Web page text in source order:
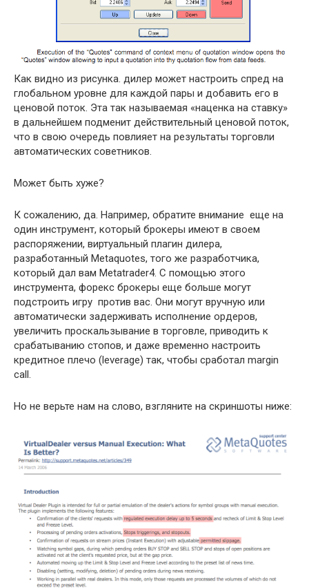
Как видно из рисунка. дилер может настроить спред на
глобальном уровне для каждой пары и добавить его в
ценовой поток. Эта так называемая «наценка на ставку»
в дальнейшем подменит действительный ценовой поток,
что в свою очередь повлияет на результаты торговли
автоматических советников.
Может быть хуже?
К сожалению, да. Например, обратите внимание еще на
один инструмент, который брокеры имеют в своем
распоряжении, виртуальный плагин дилера,
разработанный Metaquotes, того же разработчика,
который дал вам Metatrader4. С помощью этого
инструмента, форекс брокеры еще больше могут
подстроить игру против вас. Они могут вручную или
автоматически задерживать исполнение ордеров,
увеличить проскальзывание в торговле, приводить к
срабатыванию стопов, и даже временно настроить
кредитное плечо (leverage) так, чтобы сработал margin
call.
Но не верьте нам на слово, взгляните на скриншоты ниже: